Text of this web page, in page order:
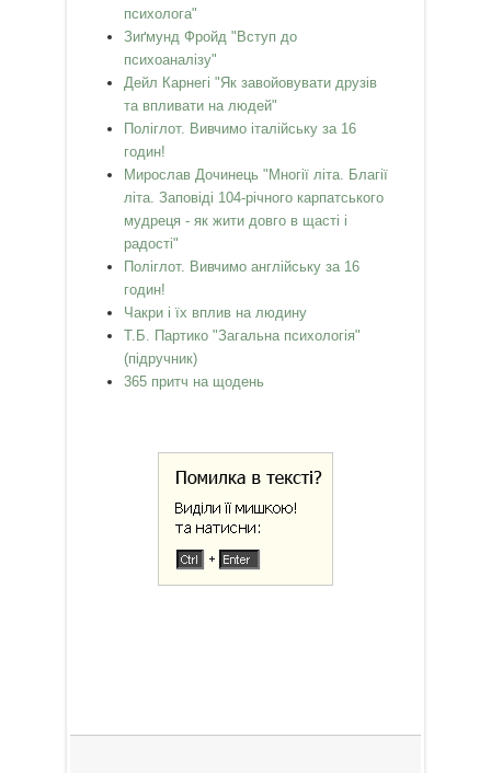
психолога"
Зиґмунд Фройд "Вступ до
психоаналізу"
Дейл Карнегі "Як завойовувати друзів
та впливати на людей"
Поліглот. Вивчимо італійську за 16
годин!
Мирослав Дочинець "Многії літа. Благії
літа. Заповіді 104-річного карпатського
мудреця - як жити довго в щасті і
радості"
Поліглот. Вивчимо англійську за 16
годин!
Чакри і їх вплив на людину
Т.Б. Партико "Загальна психологія"
(підручник)
365 притч на щодень